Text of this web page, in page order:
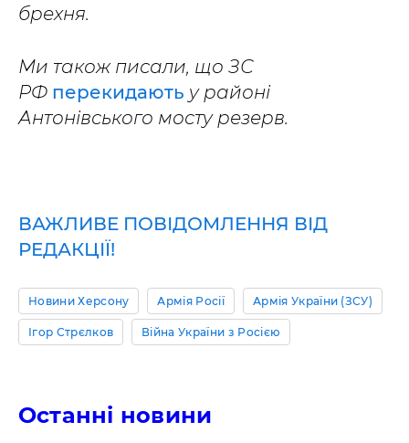
брехня.
Ми також писали, що ЗС
РФ перекидають у районі
Антонівського мосту резерв.
ВАЖЛИВЕ ПОВІДОМЛЕННЯ ВІД
РЕДАКЦІЇ!
Новини Херсону Армія Росії Армія України (ЗСУ)
Ігор Стрєлков Війна України з Росією
Останні новини